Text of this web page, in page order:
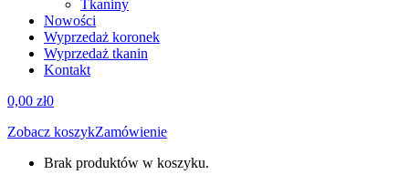
Tkaniny
Nowości
Wyprzedaż koronek
Wyprzedaż tkanin
Kontakt
0,00 zł0
Zobacz koszykZamówienie
Brak produktów w koszyku.